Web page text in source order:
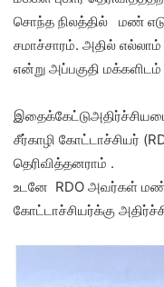
சொந்த நிலத்தில் மண்
சமாச்சாரம். அதில் எல்லாம்‌
என்று அப்பகுதி மக்களிடம்
சீர்காழி கோட்டாச்சியர்
தெரிவித்தனராம் .
உடனே RDO அவர்கள் மண்
கோட்டாச்சியர்க்கு